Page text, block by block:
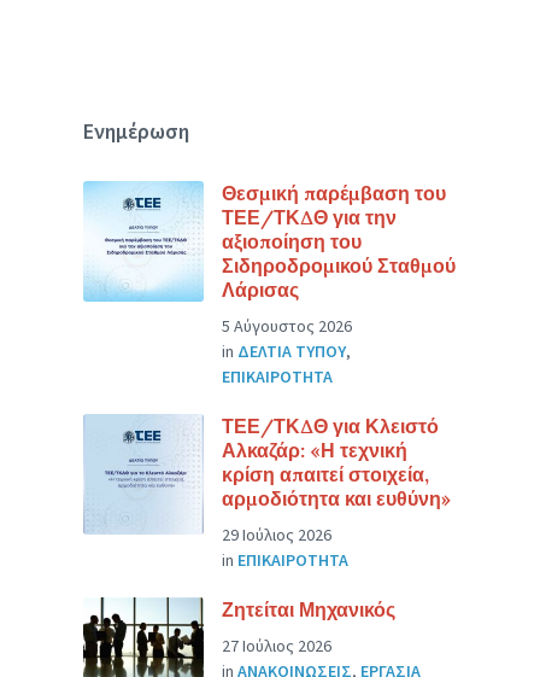
Ενημέρωση
Θεσμική παρέμβαση του
ΤΕΕ/ΤΚΔΘ για την
αξιοποίηση του
Σιδηροδρομικού Σταθμού
Λάρισας
5 Αύγουστος 2026
in ΔΕΛΤΙΑ ΤΥΠΟΥ,
ΕΠΙΚΑΙΡΟΤΗΤΑ
ΤΕΕ/ΤΚΔΘ για Κλειστό
Αλκαζάρ: «Η τεχνική
κρίση απαιτεί στοιχεία,
αρμοδιότητα και ευθύνη»
29 Ιούλιος 2026
in ΕΠΙΚΑΙΡΟΤΗΤΑ
Ζητείται Μηχανικός
27 Ιούλιος 2026
inΑΝΑΚΟΙΝΩΣΕΙΣ, ΕΡΓΑΣΙΑ